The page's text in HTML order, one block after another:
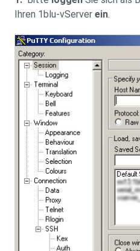
Ihren 1blu-vServer ein.